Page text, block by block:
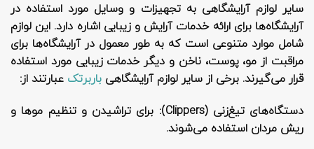
سایر لوازم آرایشگاهی به تجهیزات و وسایل مورد استفاده در
آرایشگاه‌ها برای ارائه خدمات آرایش و زیبایی اشاره دارد. این لوازم
شامل موارد متنوعی است که به طور معمول در آرایشگاه‌ها برای
مراقبت از مو، پوست، ناخن و دیگر خدمات زیبایی مورد استفاده
قرار می‌گیرند. برخی از سایر لوازم آرایشگاهی باربرتک عبارتند از:
دستگاه‌های تیغ‌زنی
(Clippers): برای تراشیدن و تنظیم موها و
ریش مردان استفاده می‌شوند.